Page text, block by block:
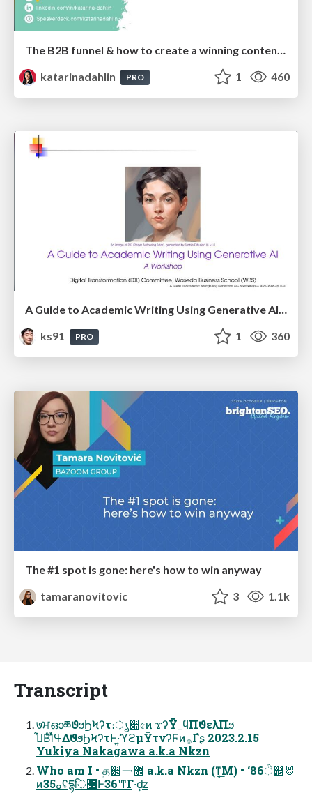
The B2B funnel & how to create a winning content strategy
katarinadahlin
PRO 1 460
A Guide to Academic Writing Using Generative AI - A Workshop
ks91
PRO 1 360
The #1 spot is gone: here's how to win anyway
tamaranovitovic
3 1.1k
Transcript
७ਮഓཆϑϧϦϞʔτ։ൃ૊৫ͷ ϫʔΫˍϥΠϑελΠϧ
ࠓ͋ΒͨΊͯߟ͑ΔϑϧϦϞʔτͰ͏·͍͘͘ϓϩμΫτνʔϜͷ࡞Γํʂ 2023.2.15
Yukiya Nakagawa a.k.a Nkzn
Who am I • த઒޾࠸ a.k.a Nkzn (ͳ͔͟Μ) • ‘86ੈ୅🐰
ͷ35ࡀʢདྷि຤Ͱ36ʹͳΓ·͢ʣ